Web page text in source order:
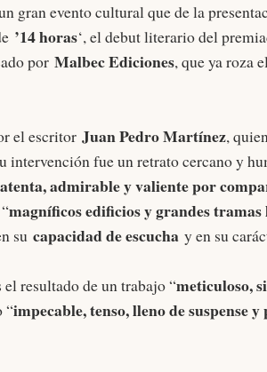
gran evento cultural que de la
’14 horas‘, el debut literario del
por Malbec Ediciones, que ya roza
el escritor Juan Pedro Martínez,
intervención fue un retrato cercano y
atenta, admirable y valiente por
magníficos edificios y grandes
su capacidad de escucha y en su
resultado de un trabajo “meticuloso,
“impecable, tenso, lleno de suspense